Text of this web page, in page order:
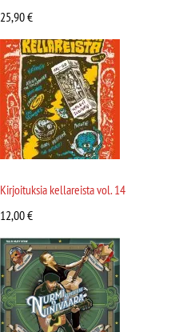
25,90€
Kirjoituksia kellareista vol. 14
12,00€